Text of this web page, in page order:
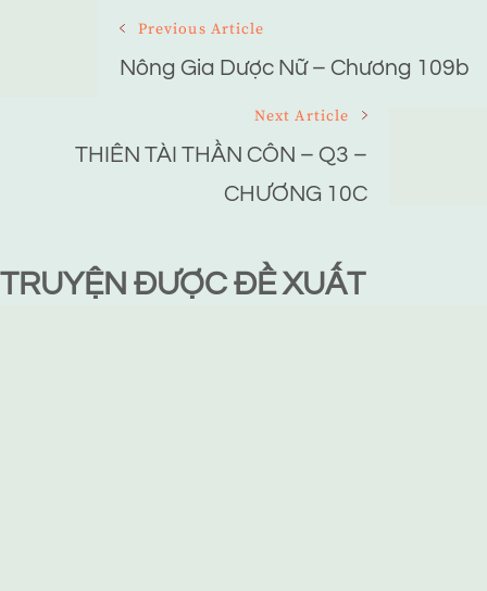
Navigation
Previous Article
Nông Gia Dược Nữ – Chương 109b
Next Article
THIÊN TÀI THẦN CÔN – Q3 –
CHƯƠNG 10C
TRUYỆN ĐƯỢC ĐỀ XUẤT